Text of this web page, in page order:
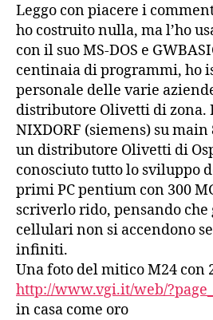
Leggo con piacere i
ho costruito nulla, ma l’ho
con il suo MS-DOS e
centinaia di programmi, ho
personale delle varie
distributore Olivetti di zona.
NIXDORF (siemens) su main
un distributore Olivetti di
conosciuto tutto lo sviluppo
primi PC pentium con 300
scriverlo rido, pensando che
cellulari non si accendono
infiniti.
Una foto del mitico M24 con
http://www.vgi.it/web/
in casa come oro